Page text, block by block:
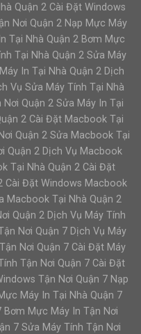
Quận 2 Cài Đặt Windows
Nơi Quận 2 Nạp Mực Máy
Tại Nhà Quận 2 Bơm Mực
Tại Nhà Quận 2 Sửa Máy
In Tại Nhà Quận 2 Dịch
Vụ Sửa Máy Tính Tại Nhà
Quận 2 Sửa Máy In Tại
2 Cài Đặt Macbook Tại
Quận 2 Sửa Macbook Tại
Quận 2 Dịch Vụ Macbook
Tại Nhà Quận 2 Cài Đặt
Cài Đặt Windows Macbook
Macbook Tại Nhà Quận 2
Quận 2 Dịch Vụ Máy Tính
Nơi Quận 7 Dịch Vụ Máy
Nơi Quận 7 Cài Đặt Máy
Tận Nơi Quận 7 Cài Đặt
Tận Nơi Quận 7 Nạp
Máy In Tại Nhà Quận 7
Bơm Mực Máy In Tận Nơi
7 Sửa Máy Tính Tận Nơi